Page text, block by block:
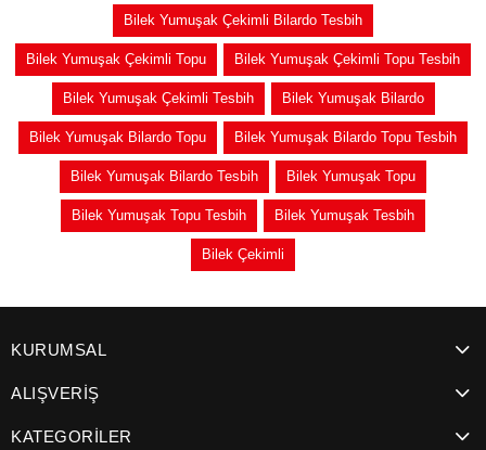
Bilek Yumuşak Çekimli Bilardo Tesbih
Bilek Yumuşak Çekimli Topu Bilek Yumuşak Çekimli Topu Tesbih
Bilek Yumuşak Çekimli Tesbih Bilek Yumuşak Bilardo
Bilek Yumuşak Bilardo Topu Bilek Yumuşak Bilardo Topu Tesbih
Bilek Yumuşak Bilardo Tesbih Bilek Yumuşak Topu
Bilek Yumuşak Topu Tesbih Bilek Yumuşak Tesbih
Bilek Çekimli
KURUMSAL
ALIŞVERİŞ
KATEGORİLER